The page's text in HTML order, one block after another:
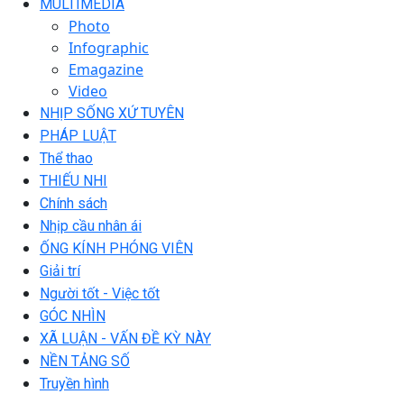
MULTIMEDIA
Photo
Infographic
Emagazine
Video
NHỊP SỐNG XỨ TUYÊN
PHÁP LUẬT
Thể thao
THIẾU NHI
Chính sách
Nhịp cầu nhân ái
ỐNG KÍNH PHÓNG VIÊN
Giải trí
Người tốt - Việc tốt
GÓC NHÌN
XÃ LUẬN - VẤN ĐỀ KỲ NÀY
NỀN TẢNG SỐ
Truyền hình